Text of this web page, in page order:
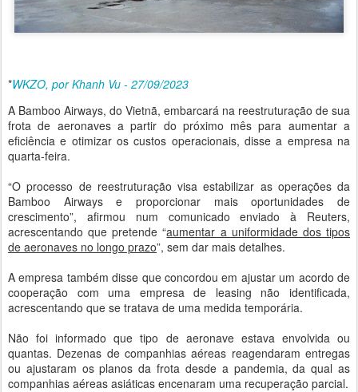
*WKZO, por Khanh Vu - 27/09/2023
A Bamboo Airways, do Vietnã, embarcará na reestruturação de sua
frota de aeronaves a partir do próximo mês para aumentar a
eficiência e otimizar os custos operacionais, disse a empresa na
quarta-feira.
“O processo de reestruturação visa estabilizar as operações da
Bamboo Airways e proporcionar mais oportunidades de
crescimento”, afirmou num comunicado enviado à Reuters,
acrescentando que pretende “aumentar a uniformidade dos tipos
de aeronaves no longo prazo”, sem dar mais detalhes.
A empresa também disse que concordou em ajustar um acordo de
cooperação com uma empresa de leasing não identificada,
acrescentando que se tratava de uma medida temporária.
Não foi informado que tipo de aeronave estava envolvida ou
quantas. Dezenas de companhias aéreas reagendaram entregas
ou ajustaram os planos da frota desde a pandemia, da qual as
companhias aéreas asiáticas encenaram uma recuperação parcial.